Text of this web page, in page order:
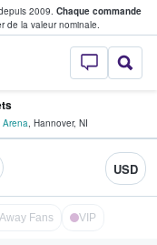
2009. Chaque commande
de la valeur nominale.
StubHub - Où
billets
Arena, Hannover, NI
USD
Fans VIP